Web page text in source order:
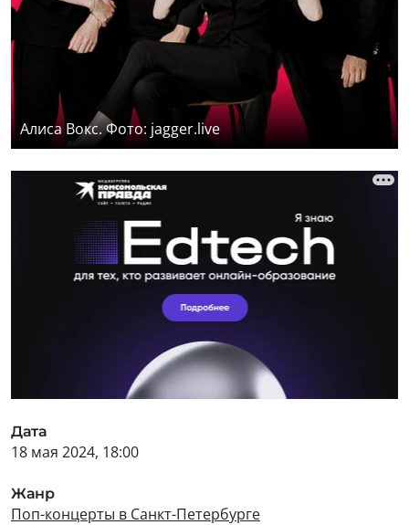
Алиса Вокс. Фото: jagger.live
Дата
18 мая 2024, 18:00
Жанр
Поп-концерты в Санкт-Петербурге